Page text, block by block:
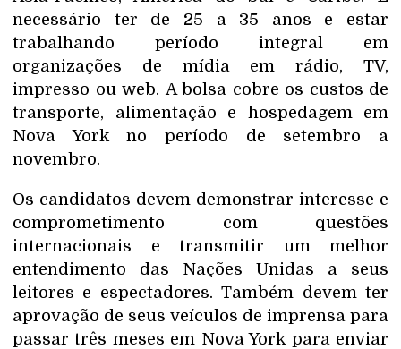
necessário ter de 25 a 35 anos e estar
trabalhando período integral em
organizações de mídia em rádio, TV,
impresso ou web. A bolsa cobre os custos de
transporte, alimentação e hospedagem em
Nova York no período de setembro a
novembro.
Os candidatos devem demonstrar interesse e
comprometimento com questões
internacionais e transmitir um melhor
entendimento das Nações Unidas a seus
leitores e espectadores. Também devem ter
aprovação de seus veículos de imprensa para
passar três meses em Nova York para enviar